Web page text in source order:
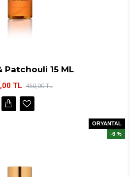
Patchouli 15 ML
TL 450,00 TL
ORYANTAL
-6 %